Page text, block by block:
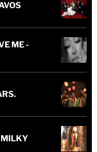
ME -
MILKY